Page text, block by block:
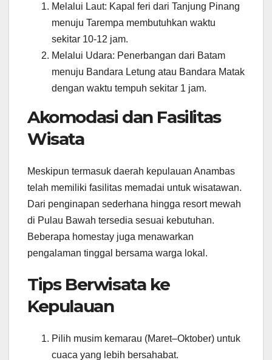
Melalui Laut: Kapal feri dari Tanjung Pinang
menuju Tarempa membutuhkan waktu
sekitar 10-12 jam.
Melalui Udara: Penerbangan dari Batam
menuju Bandara Letung atau Bandara Matak
dengan waktu tempuh sekitar 1 jam.
Akomodasi dan Fasilitas
Wisata
Meskipun termasuk daerah kepulauan Anambas
telah memiliki fasilitas memadai untuk wisatawan.
Dari penginapan sederhana hingga resort mewah
di Pulau Bawah tersedia sesuai kebutuhan.
Beberapa homestay juga menawarkan
pengalaman tinggal bersama warga lokal.
Tips Berwisata ke
Kepulauan
Pilih musim kemarau (Maret–Oktober) untuk
cuaca yang lebih bersahabat.